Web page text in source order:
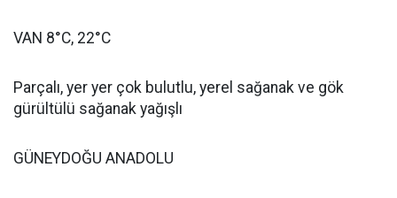
VAN 8°C, 22°C
Parçalı, yer yer çok bulutlu, yerel sağanak ve gök
gürültülü sağanak yağışlı
GÜNEYDOĞU ANADOLU